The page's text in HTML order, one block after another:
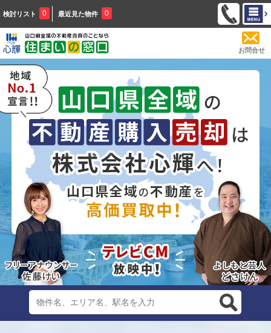
検討リスト 0 最近見た物件 0
お問合せ